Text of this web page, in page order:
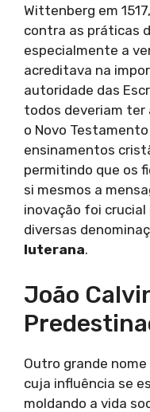
Wittenberg em
contra as práticas
especialmente a
acreditava na
autoridade das
todos deveriam ter
o Novo
ensinamentos
permitindo que os
si mesmos a
inovação foi
diversas
luterana.
João
Outro grande
cuja influência se
moldando a vida